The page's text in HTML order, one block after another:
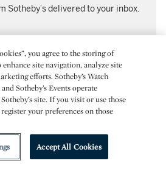
Sotheby’s delivered to your inbox.
you agree to the storing of
site navigation, analyze site
efforts. Sotheby’s Watch
Sotheby’s Events operate
site. If you visit or use those
your preferences on those
Accept All Cookies